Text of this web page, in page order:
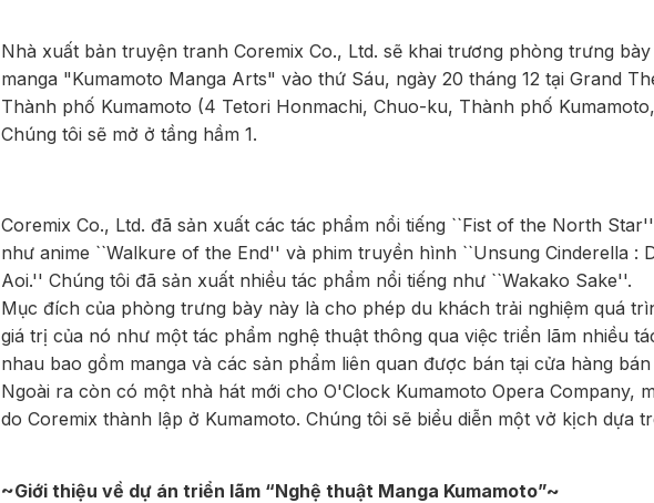
Nhà xuất bản truyện tranh Coremix Co., Ltd. sẽ khai trương phòng trưng
manga "Kumamoto Manga Arts" vào thứ Sáu, ngày 20 tháng 12 tại Grand
Thành phố Kumamoto (4 Tetori Honmachi, Chuo-ku, Thành phố
Chúng tôi sẽ mở ở tầng hầm 1.
Coremix Co., Ltd. đã sản xuất các tác phẩm nổi tiếng ``Fist of the North
như anime ``Walkure of the End'' và phim truyền hình ``Unsung Cinderella :
Aoi.'' Chúng tôi đã sản xuất nhiều tác phẩm nổi tiếng như ``Wakako Sake''.
Mục đích của phòng trưng bày này là cho phép du khách trải nghiệm quá
giá trị của nó như một tác phẩm nghệ thuật thông qua việc triển lãm nhiều
nhau bao gồm manga và các sản phẩm liên quan được bán tại cửa hàng
Ngoài ra còn có một nhà hát mới cho O'Clock Kumamoto Opera Company,
do Coremix thành lập ở Kumamoto. Chúng tôi sẽ biểu diễn một vở kịch dựa
~Giới thiệu về dự án triển lãm “Nghệ thuật Manga Kumamoto”~